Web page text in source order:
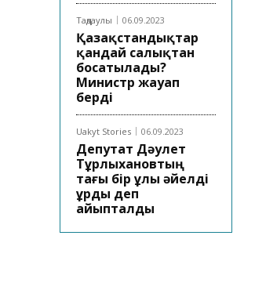
Таңдаулы 06.09.2023
Қазақстандықтар
қандай салықтан
босатылады?
Министр жауап
берді
Uakyt Stories 06.09.2023
Депутат Дәулет
Тұрлыхановтың
тағы бір ұлы әйелді
ұрды деп
айыпталды